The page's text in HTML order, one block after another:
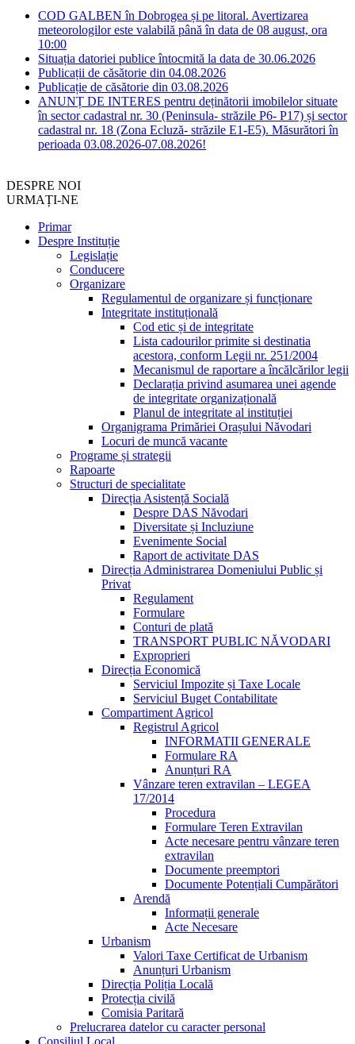
COD GALBEN în Dobrogea și pe litoral. Avertizarea
meteorologilor este valabilă până în data de 08 august, ora
10:00
Situația datoriei publice întocmită la data de 30.06.2026
Publicații de căsătorie din 04.08.2026
Publicație de căsătorie din 03.08.2026
ANUNȚ DE INTERES pentru deținătorii imobilelor situate
în sector cadastral nr. 30 (Peninsula- străzile P6- P17) și sector
cadastral nr. 18 (Zona Ecluză- străzile E1-E5). Măsurători în
perioada 03.08.2026-07.08.2026!
DESPRE NOI
URMAȚI-NE
Primar
Despre Instituție
Legislație
Conducere
Organizare
Regulamentul de organizare și funcționare
Integritate instituțională
Cod etic și de integritate
Lista cadourilor primite si destinatia
acestora, conform Legii nr. 251/2004
Mecanismul de raportare a încălcărilor legii
Declarația privind asumarea unei agende
de integritate organizațională
Planul de integritate al instituției
Organigrama Primăriei Orașului Năvodari
Locuri de muncă vacante
Programe și strategii
Rapoarte
Structuri de specialitate
Direcția Asistență Socială
Despre DAS Năvodari
Diversitate și Incluziune
Evenimente Social
Raport de activitate DAS
Direcția Administrarea Domeniului Public și
Privat
Regulament
Formulare
Conturi de plată
TRANSPORT PUBLIC NĂVODARI
Exproprieri
Direcția Economică
Serviciul Impozite și Taxe Locale
Serviciul Buget Contabilitate
Compartiment Agricol
Registrul Agricol
INFORMATII GENERALE
Formulare RA
Anunțuri RA
Vânzare teren extravilan – LEGEA
17/2014
Procedura
Formulare Teren Extravilan
Acte necesare pentru vânzare teren
extravilan
Documente preemptori
Documente Potențiali Cumpărători
Arendă
Informații generale
Acte Necesare
Urbanism
Valori Taxe Certificat de Urbanism
Anunțuri Urbanism
Direcția Poliția Locală
Protecția civilă
Comisia Paritară
Prelucrarea datelor cu caracter personal
Consiliul Local